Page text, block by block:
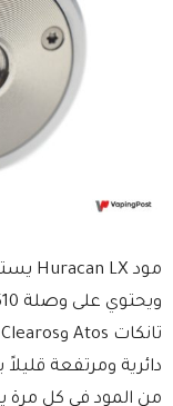
من المود في كل مرة